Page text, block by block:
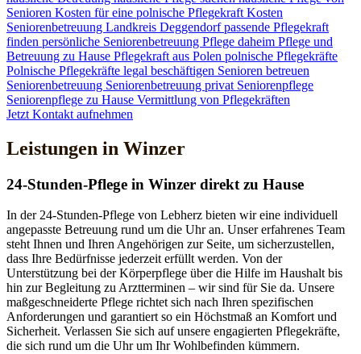
Senioren Kosten für eine polnische Pflegekraft Kosten
Seniorenbetreuung Landkreis Deggendorfpassende Pflegekraft
finden persönliche Seniorenbetreuung Pflege daheim Pflege und
Betreuung zu Hause Pflegekraft aus Polen polnische Pflegekräfte
Polnische Pflegekräfte legal beschäftigen Senioren betreuen
Seniorenbetreuung Seniorenbetreuung privat Seniorenpflege
Seniorenpflege zu Hause Vermittlung von Pflegekräften
Jetzt Kontakt aufnehmen
Leistungen in Winzer
24-Stunden-Pflege in Winzer direkt zu Hause
In der 24-Stunden-Pflege von Lebherz bieten wir eine individuell
angepasste Betreuung rund um die Uhr an. Unser erfahrenes Team
steht Ihnen und Ihren Angehörigen zur Seite, um sicherzustellen,
dass Ihre Bedürfnisse jederzeit erfüllt werden. Von der
Unterstützung bei der Körperpflege über die Hilfe im Haushalt bis
hin zur Begleitung zu Arztterminen – wir sind für Sie da. Unsere
maßgeschneiderte Pflege richtet sich nach Ihren spezifischen
Anforderungen und garantiert so ein Höchstmaß an Komfort und
Sicherheit. Verlassen Sie sich auf unsere engagierten Pflegekräfte,
die sich rund um die Uhr um Ihr Wohlbefinden kümmern.